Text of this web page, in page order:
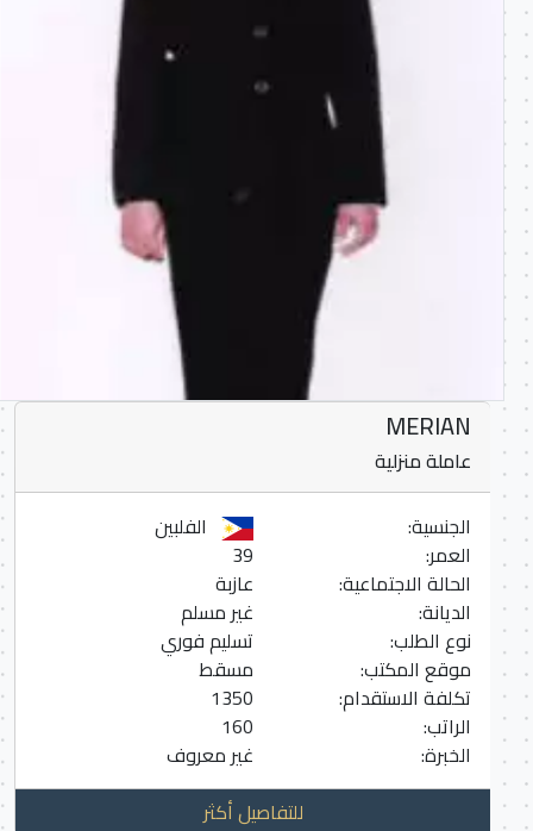
MERIAN
عاملة منزلية
الجنسية:
الفلبين
العمر:
الحالة الاجتماعية:
عازبة
الديانة:
غير مسلم
نوع الطلب:
تسليم فوري
موقع المكتب:
مسقط
تكلفة الاستقدام:
1350
الراتب:
160
الخبرة:
غير معروف
للتفاصيل أكثر